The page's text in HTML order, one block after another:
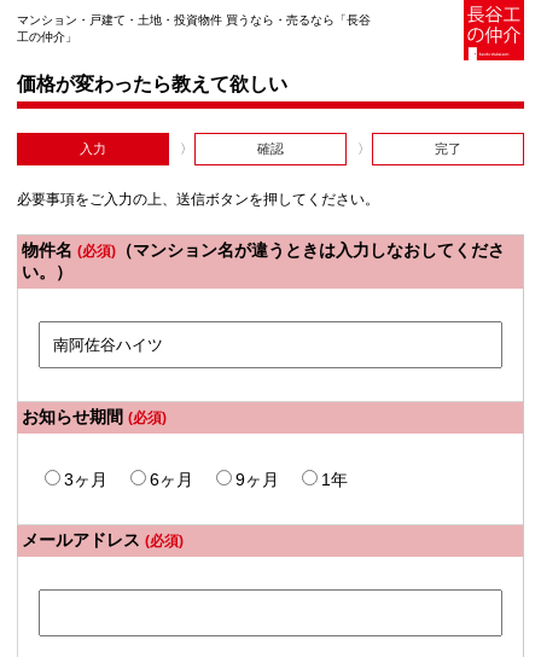
マンション・戸建て・土地・投資物件 買うなら・売るなら「長谷
工の仲介」
価格が変わったら教えて欲しい
入力 確認 完了
必要事項をご入力の上、送信ボタンを押してください。
物件名 (必須) （マンション名が違うときは入力しなおしてくださ
い。）
お知らせ期間 (必須)
3ヶ月 6ヶ月 9ヶ月 1年
メールアドレス (必須)